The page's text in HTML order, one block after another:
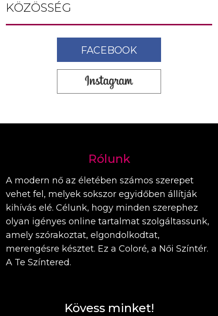
KÖZÖSSÉG
FACEBOOK
Rólunk
A modern nő az életében számos szerepet
vehet fel, melyek sokszor egyidőben állítják
kihívás elé. Célunk, hogy minden szerephez
olyan igényes online tartalmat szolgáltassunk,
amely szórakoztat, elgondolkodtat,
merengésre késztet. Ez a Coloré, a Női Színtér.
A Te Színtered.
Kövess minket!